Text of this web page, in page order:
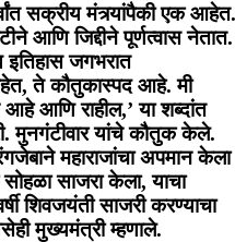
सक्रीय मंत्र्यांपैकी एक आहेत.
आणि जिद्दीने पूर्णत्वास नेतात.
इतिहास जगभरात
ते कौतुकास्पद आहे. मी
आणि राहील,’ या शब्दांत
मुनगंटीवार यांचे कौतुक केले.
महाराजांचा अपमान केला
सोहळा साजरा केला, याचा
शिवजयंती साजरी करण्याचा
मुख्यमंत्री म्हणाले.